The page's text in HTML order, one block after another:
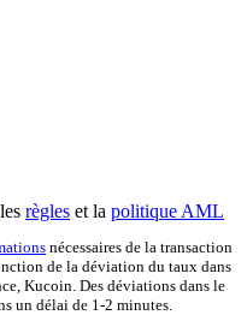
règles et la politique AML
nécessaires de la transaction
de la déviation du taux dans
Kucoin. Des déviations dans le
un délai de 1-2 minutes.